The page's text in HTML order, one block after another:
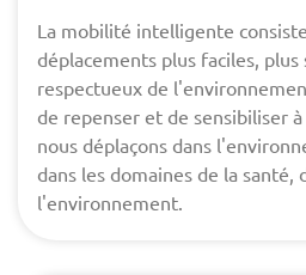
La mobilité intelligente
déplacements plus faciles, plus
respectueux de
de repenser et de sensibiliser
nous déplaçons dans
dans les domaines de la santé,
l'environnement.